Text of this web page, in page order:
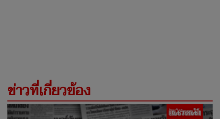
ข่าวที่เกี่ยวข้อง